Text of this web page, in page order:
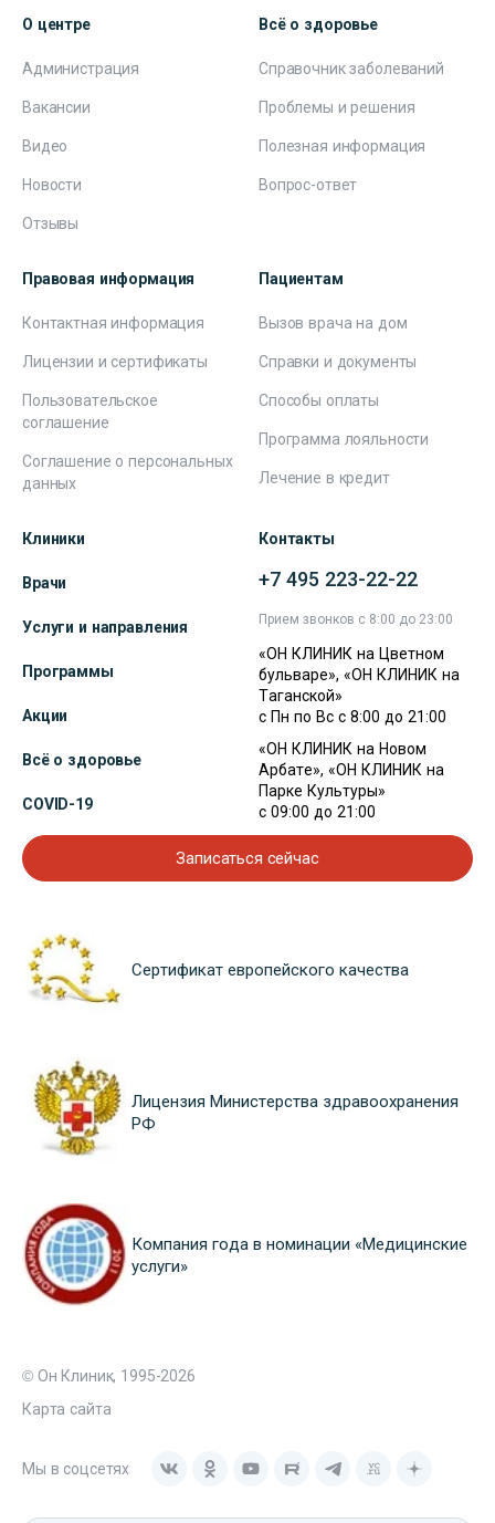
О центре
Администрация
Вакансии
Видео
Новости
Отзывы
Всё о здоровье
Справочник заболеваний
Проблемы и решения
Полезная информация
Вопрос-ответ
Правовая информация
Контактная информация
Лицензии и сертификаты
Пользовательское
соглашение
Соглашение о персональных
данных
Пациентам
Вызов врача на дом
Справки и документы
Способы оплаты
Программа лояльности
Лечение в кредит
Клиники
Врачи
Услуги и направления
Программы
Акции
Всё о здоровье
COVID-19
Контакты
+7 495 223-22-22
Прием звонков с 8:00 до 23:00
«ОН КЛИНИК на Цветном
бульваре», «ОН КЛИНИК на
Таганской»
с Пн по Вс с 8:00 до 21:00
«ОН КЛИНИК на Новом
Арбате», «ОН КЛИНИК на
Парке Культуры»
с 09:00 до 21:00
Записаться сейчас
Сертификат европейского качества
Лицензия Министерства здравоохранения
РФ
Компания года в номинации «Медицинские
услуги»
© Он Клиник, 1995-2026
Карта сайта
Мы в соцсетях